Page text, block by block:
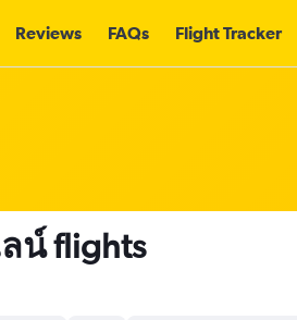
Reviews FAQs Flight Tracker
น์ flights